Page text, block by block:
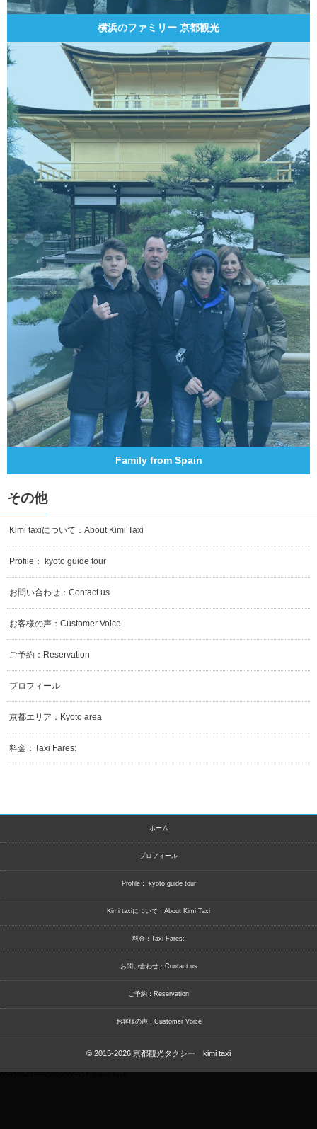
横浜のファミリー 京都観光
Family from Spain
その他
Kimi taxiについて：About Kimi Taxi
Profile： kyoto guide tour
お問い合わせ：Contact us
お客様の声：Customer Voice
ご予約：Reservation
プロフィール
京都エリア：Kyoto area
料金：Taxi Fares:
ホーム
プロフィール
Profile： kyoto guide tour
Kimi taxiについて：About Kimi Taxi
料金：Taxi Fares:
お問い合わせ：Contact us
ご予約：Reservation
お客様の声：Customer Voice
© 2015-2026 京都観光タクシー kimi taxi